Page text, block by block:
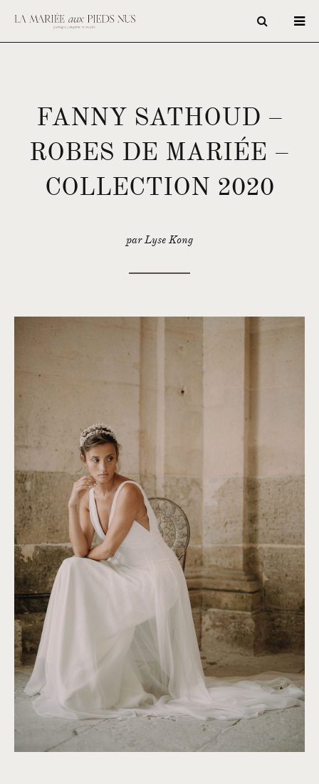
FANNY SATHOUD –
ROBES DE MARIÉE –
COLLECTION 2020
par Lyse Kong